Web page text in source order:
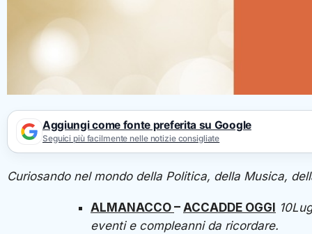
Aggiungi come fonte preferita su Google
Seguici più facilmente nelle notizie consigliate
Curiosando nel mondo della Politica, della Musica,
ALMANACCO – ACCADDE OGGI 10
eventi e compleanni da ricordare.